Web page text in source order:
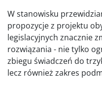
W stanowisku
propozycje z projektu
legislacyjnych znacznie
rozwiązania - nie tylko
zbiegu świadczeń do
lecz również zakres